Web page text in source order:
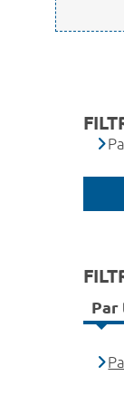
Par